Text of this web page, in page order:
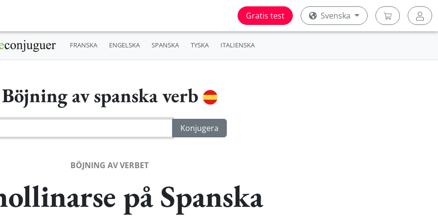
Gratis test Svenska
FRANSKA ENGELSKA SPANSKA TYSKA ITALIENSKA
Böjning av spanska verb
BÖJNING AV VERBET
på Spanska